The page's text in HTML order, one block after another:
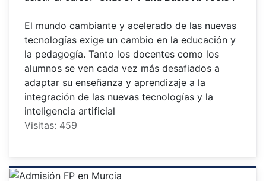
El mundo cambiante y acelerado de las nuevas
tecnologías exige un cambio en la educación y
la pedagogía. Tanto los docentes como los
alumnos se ven cada vez más desafiados a
adaptar su enseñanza y aprendizaje a la
integración de las nuevas tecnologías y la
inteligencia artificial
Visitas: 459